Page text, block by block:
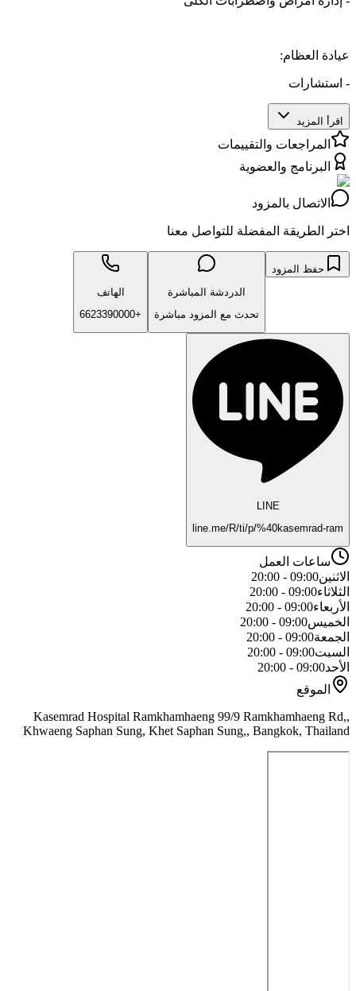
عيادة العظام:
- استشارات
اقرأ المزيد
المراجعات والتقييمات
البرنامج والعضوية
الاتصال بالمزود
اختر الطريقة المفضلة للتواصل معنا
حفظ المزود
الدردشة المباشرة
تحدث مع المزود مباشرة
الهاتف
+6623390000
LINE
line.me/R/ti/p/%40kasemrad-ram
ساعات العمل
الاثنين09:00 - 20:00
الثلاثاء09:00 - 20:00
الأربعاء09:00 - 20:00
الخميس09:00 - 20:00
الجمعة09:00 - 20:00
السبت09:00 - 20:00
الأحد09:00 - 20:00
الموقع
Kasemrad Hospital Ramkhamhaeng 99/9 Ramkhamhaeng Rd,,
Khwaeng Saphan Sung, Khet Saphan Sung,, Bangkok, Thailand